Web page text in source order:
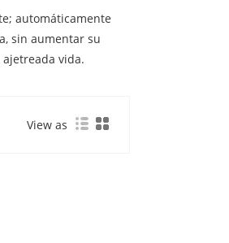
automáticamente
sin aumentar su
vida.
View as